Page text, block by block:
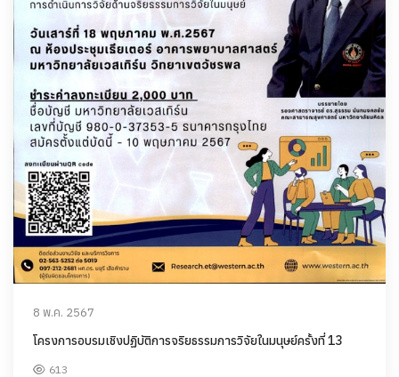
8 พ.ค. 2567
โครงการอบรมเชิงปฏิบัติการจริยธรรมการวิจัยในมนุษย์ครั้งที่ 13
613